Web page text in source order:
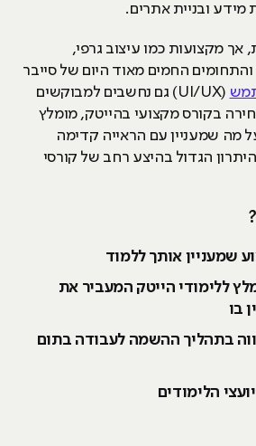
מידע ובניית אתרים.
אך מקצועות כמו עיצוב גרפי,
החמים מאוד היום של סייבר
(UI/UX) גם נחשבים למבוקשים
בקורס מקצועי בהייטק, מומלץ
מה שמעניין עם הראייה קדימה
הגדול בהיצע רחב של קורסי
ללימודי הייטק המעביר את
בו
בתהליך ההשמה לעבודה בתום